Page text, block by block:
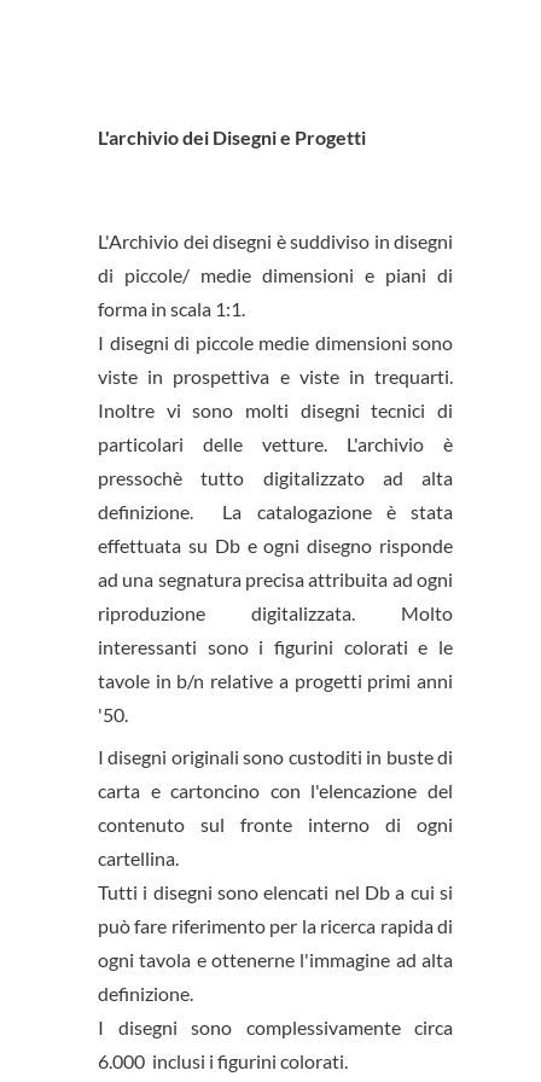
L'archivio dei Disegni e Progetti
L'Archivio dei disegni è suddiviso in disegni
di piccole/ medie dimensioni e piani di
forma in scala 1:1.
I disegni di piccole medie dimensioni sono
viste in prospettiva e viste in trequarti.
Inoltre vi sono molti disegni tecnici di
particolari delle vetture. L'archivio è
pressochè tutto digitalizzato ad alta
definizione. La catalogazione è stata
effettuata su Db e ogni disegno risponde
ad una segnatura precisa attribuita ad ogni
riproduzione digitalizzata. Molto
interessanti sono i figurini colorati e le
tavole in b/n relative a progetti primi anni
'50.
I disegni originali sono custoditi in buste di
carta e cartoncino con l'elencazione del
contenuto sul fronte interno di ogni
cartellina.
Tutti i disegni sono elencati nel Db a cui si
può fare riferimento per la ricerca rapida di
ogni tavola e ottenerne l'immagine ad alta
definizione.
I disegni sono complessivamente circa
6.000 inclusi i figurini colorati.